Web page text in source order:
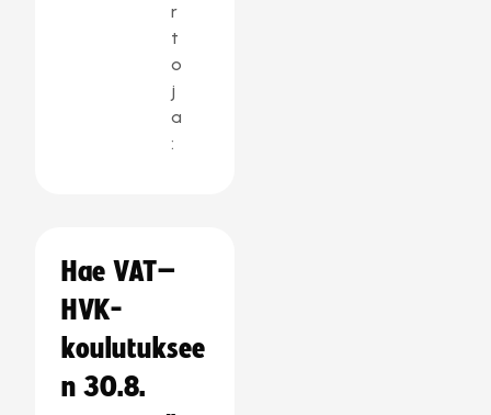
r
t
o
j
a
:
Hae VAT–
HVK-
koulutuksee
n 30.8.